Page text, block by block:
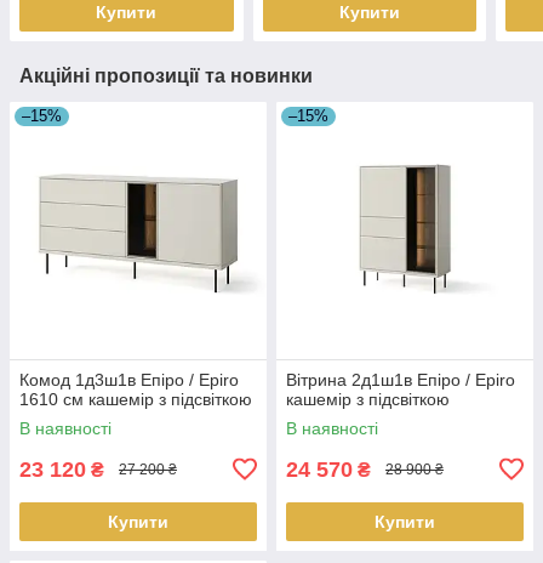
Купити Купити
Акційні пропозиції та новинки
–15%
Комод 1д3ш1в Епіро / Epiro
1610 см кашемір з підсвіткою
В наявності
23 120 ₴ 27 200 ₴
Купити
–15%
Вітрина 2д1ш1в Епіро / Epiro
кашемір з підсвіткою
В наявності
24 570 ₴ 28 900 ₴
Купити